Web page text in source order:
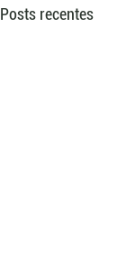
Posts recentes